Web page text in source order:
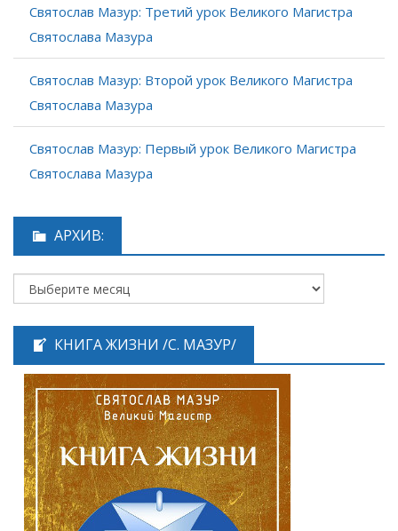
Святослав Мазур: Третий урок Великого Магистра
Святослава Мазура
Святослав Мазур: Второй урок Великого Магистра
Святослава Мазура
Святослав Мазур: Первый урок Великого Магистра
Святослава Мазура
АРХИВ:
КНИГА ЖИЗНИ /С. МАЗУР/